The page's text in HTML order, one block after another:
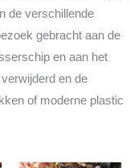
de verschillende
gebracht aan de
en aan het
en de
of moderne plastic